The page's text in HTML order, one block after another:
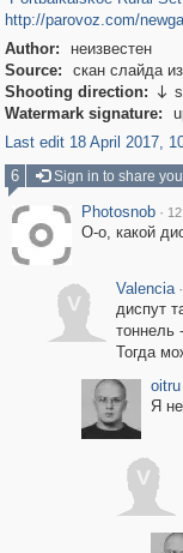
http://parovoz.com/
Author:
неизвестен
Source:
скан слайда
Shooting direction: 
Watermark signature:
Last edit 18 April 2017,
6
Sign in to share
Photosnob ·
О-о, какой
V
Valencia ·
диспут
тоннель
Тогда
oitru
Я
V